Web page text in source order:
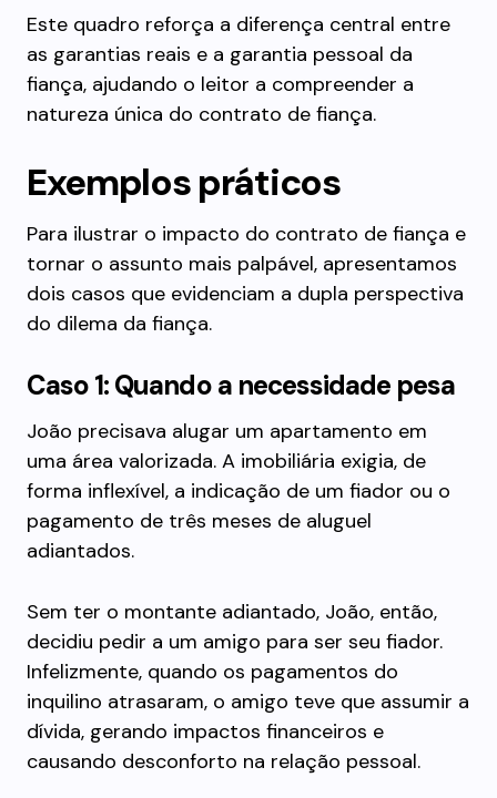
Este quadro reforça a diferença central entre
as garantias reais e a garantia pessoal da
fiança, ajudando o leitor a compreender a
natureza única do contrato de fiança.
Exemplos práticos
Para ilustrar o impacto do contrato de fiança e
tornar o assunto mais palpável, apresentamos
dois casos que evidenciam a dupla perspectiva
do dilema da fiança.
Caso 1: Quando a necessidade pesa
João precisava alugar um apartamento em
uma área valorizada. A imobiliária exigia, de
forma inflexível, a indicação de um fiador ou o
pagamento de três meses de aluguel
adiantados.
Sem ter o montante adiantado, João, então,
decidiu pedir a um amigo para ser seu fiador.
Infelizmente, quando os pagamentos do
inquilino atrasaram, o amigo teve que assumir a
dívida, gerando impactos financeiros e
causando desconforto na relação pessoal.